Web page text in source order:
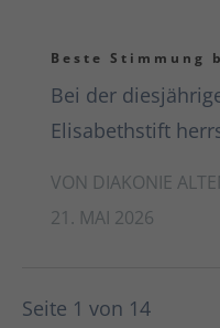
Beste Stimmung
Bei der
Elisabethstift
VON DIAKONIE
21. MAI 2026
Seite 1 von 14